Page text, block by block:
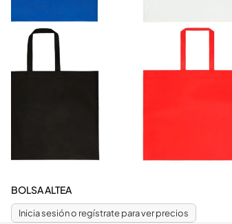
BOLSA ALTEA
Inicia sesión o regístrate para ver precios